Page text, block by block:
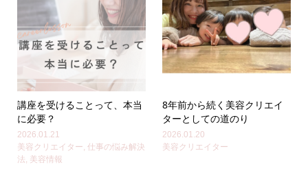
講座を受けることって、本当
に必要？
2026.01.21
美容クリエイター, 仕事の悩み解決
法, 美容情報
8年前から続く美容クリエイ
ターとしての道のり
2026.01.20
美容クリエイター